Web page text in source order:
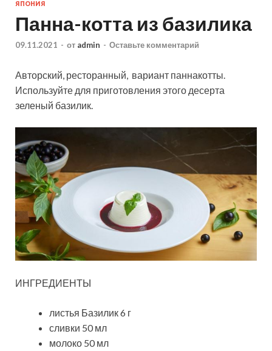
ЯПОНИЯ
Панна-котта из базилика
09.11.2021 - от admin - Оставьте комментарий
Авторский, ресторанный, вариант паннакотты.
Используйте для приготовления этого десерта
зеленый базилик.
ИНГРЕДИЕНТЫ
листья Базилик 6 г
сливки 50 мл
молоко 50 мл